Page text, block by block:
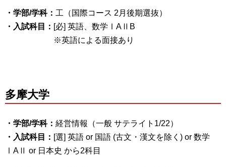
・学部/学科： 工（国際コース 2月後期選抜）
・入試科目： [必] 英語、数学ⅠAⅡB
※英語による面接あり
多摩大学
・学部/学科： 経営情報（一般 サテライト1/22）
・入試科目： [選] 英語 or 国語 (古文・漢文を除く) or 数学
ⅠAⅡ or 日本史 から2科目